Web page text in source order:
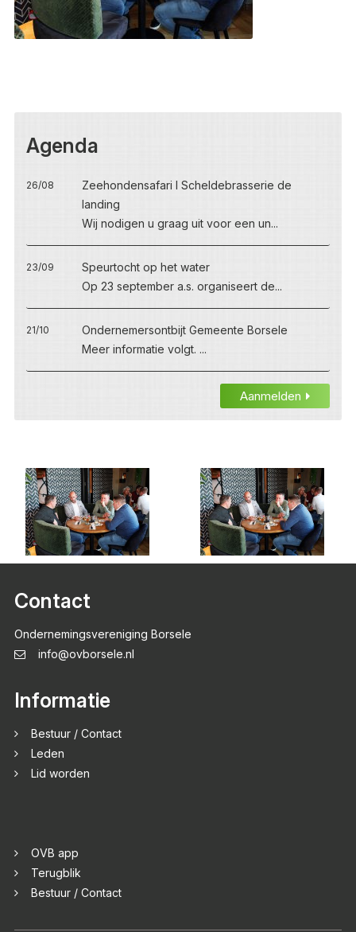
Agenda
26/08
Zeehondensafari I Scheldebrasserie de
landing
Wij nodigen u graag uit voor een un...
23/09
Speurtocht op het water
Op 23 september a.s. organiseert de...
21/10
Ondernemersontbijt Gemeente Borsele
Meer informatie volgt. ...
Aanmelden
Contact
Ondernemingsvereniging Borsele
info@ovborsele.nl
Informatie
Bestuur / Contact
Leden
Lid worden
OVB app
Terugblik
Bestuur / Contact